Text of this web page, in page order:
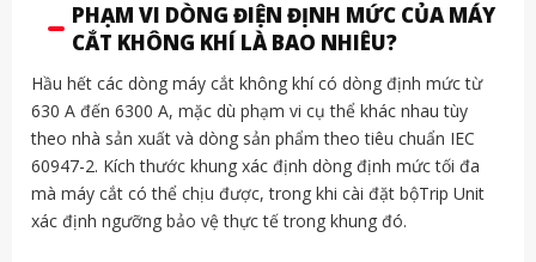
PHẠM VI DÒNG ĐIỆN ĐỊNH MỨC CỦA MÁY
CẮT KHÔNG KHÍ LÀ BAO NHIÊU?
Hầu hết các dòng máy cắt không khí có dòng định mức từ
630 A đến 6300 A, mặc dù phạm vi cụ thể khác nhau tùy
theo nhà sản xuất và dòng sản phẩm theo tiêu chuẩn IEC
60947-2. Kích thước khung xác định dòng định mức tối đa
mà máy cắt có thể chịu được, trong khi cài đặt bộTrip Unit
xác định ngưỡng bảo vệ thực tế trong khung đó.